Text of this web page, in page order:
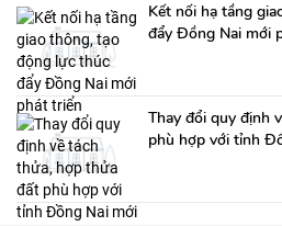
Kết nối hạ tầng
đẩy Đồng Nai mới
Thay đổi quy định
phù hợp với tỉnh